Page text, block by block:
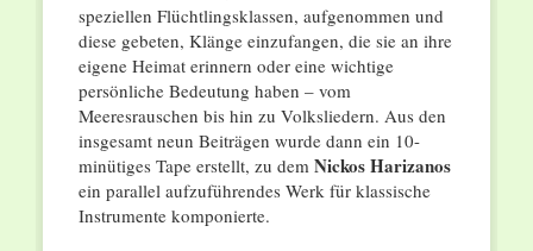
speziellen Flüchtlingsklassen, aufgenommen und
diese gebeten, Klänge einzufangen, die sie an ihre
eigene Heimat erinnern oder eine wichtige
persönliche Bedeutung haben – vom
Meeresrauschen bis hin zu Volksliedern. Aus den
insgesamt neun Beiträgen wurde dann ein 10-
minütiges Tape erstellt, zu dem Nickos Harizanos
ein parallel aufzuführendes Werk für klassische
Instrumente komponierte.